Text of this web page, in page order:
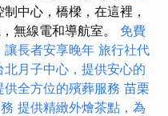
中心，橋樑，在這裡，
無線電和導航室。 免費
讓長者安享晚年 旅行社代
北月子中心，提供安心的
全方位的殯葬服務 苗栗
提供精緻外燴茶點，為